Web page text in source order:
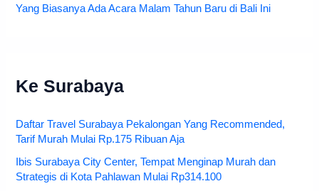
Yang Biasanya Ada Acara Malam Tahun Baru di Bali Ini
Ke Surabaya
Daftar Travel Surabaya Pekalongan Yang Recommended,
Tarif Murah Mulai Rp.175 Ribuan Aja
Ibis Surabaya City Center, Tempat Menginap Murah dan
Strategis di Kota Pahlawan Mulai Rp314.100